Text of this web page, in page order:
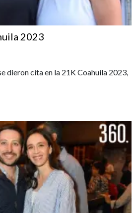
2023
dieron cita en la 21K Coahuila 2023,